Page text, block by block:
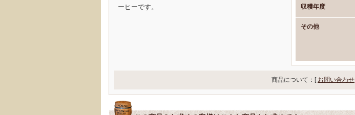
ーヒーです。
収穫年度
その他
商品について：[ お問い合わせ